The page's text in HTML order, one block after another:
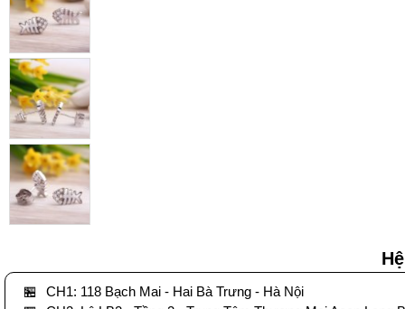
🏪
CH1: 118 Bạch Mai - Hai Bà Trưng - Hà Nội